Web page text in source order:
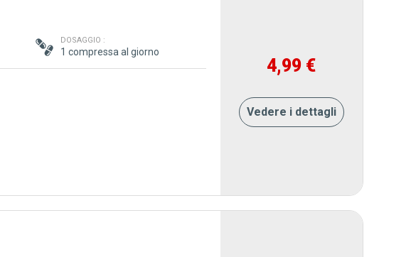
DOSAGGIO :
1 compressa al giorno
4,99 €
Vedere i dettagli